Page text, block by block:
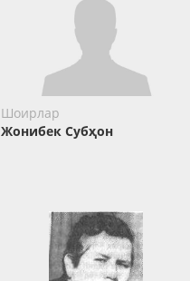
Шоирлар
Жонибек Субҳон